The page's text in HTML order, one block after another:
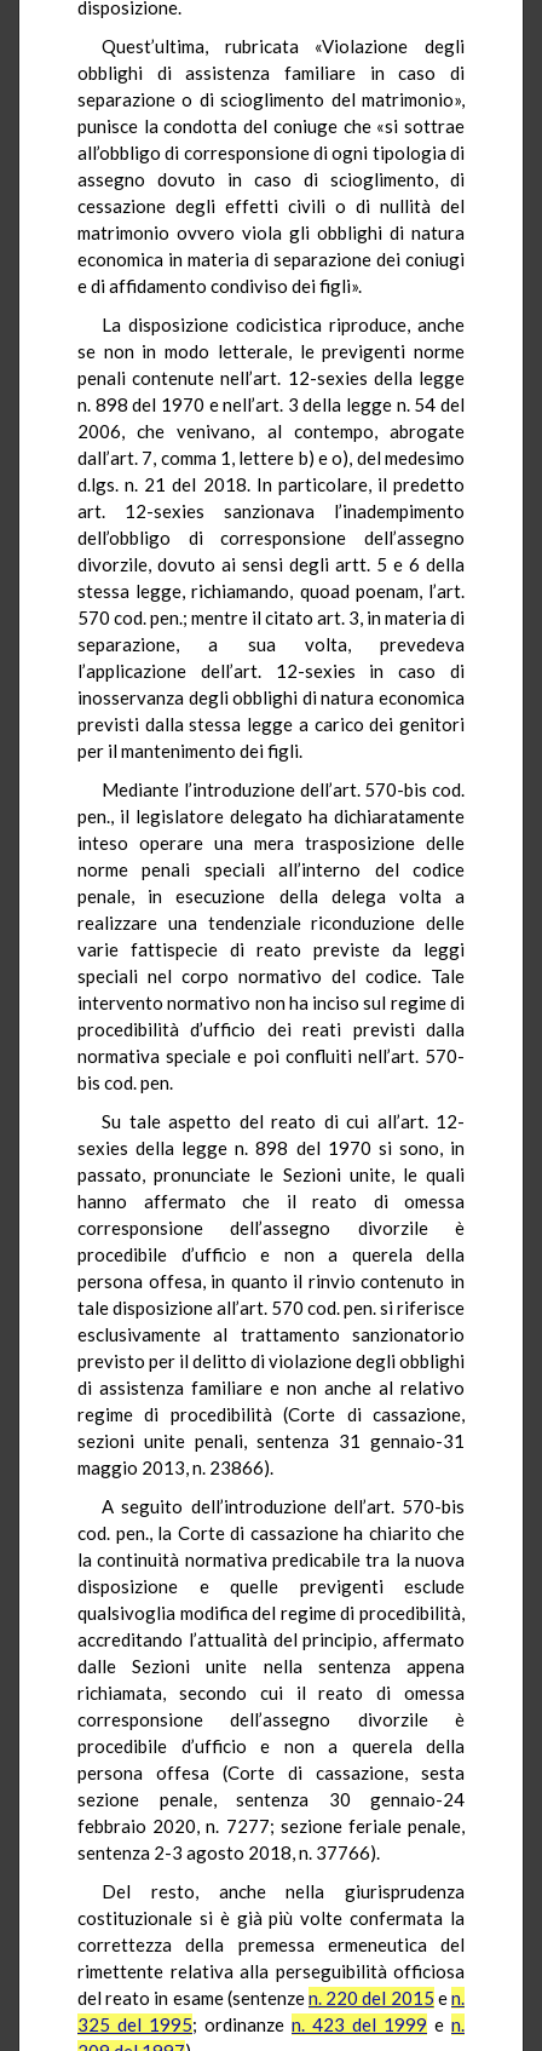
disposizione.
Quest’ultima, rubricata «Violazione degli
obblighi di assistenza familiare in caso di
separazione o di scioglimento del matrimonio»,
punisce la condotta del coniuge che «si sottrae
all’obbligo di corresponsione di ogni tipologia di
assegno dovuto in caso di scioglimento, di
cessazione degli effetti civili o di nullità del
matrimonio ovvero viola gli obblighi di natura
economica in materia di separazione dei coniugi
e di affidamento condiviso dei figli».
La disposizione codicistica riproduce, anche
se non in modo letterale, le previgenti norme
penali contenute nell’art. 12-sexies della legge
n. 898 del 1970 e nell’art. 3 della legge n. 54 del
2006, che venivano, al contempo, abrogate
dall’art. 7, comma 1, lettere b) e o), del medesimo
d.lgs. n. 21 del 2018. In particolare, il predetto
art. 12-sexies sanzionava l’inadempimento
dell’obbligo di corresponsione dell’assegno
divorzile, dovuto ai sensi degli artt. 5 e 6 della
stessa legge, richiamando, quoad poenam, l’art.
570 cod. pen.; mentre il citato art. 3, in materia di
separazione, a sua volta, prevedeva
l’applicazione dell’art. 12-sexies in caso di
inosservanza degli obblighi di natura economica
previsti dalla stessa legge a carico dei genitori
per il mantenimento dei figli.
Mediante l’introduzione dell’art. 570-bis cod.
pen., il legislatore delegato ha dichiaratamente
inteso operare una mera trasposizione delle
norme penali speciali all’interno del codice
penale, in esecuzione della delega volta a
realizzare una tendenziale riconduzione delle
varie fattispecie di reato previste da leggi
speciali nel corpo normativo del codice. Tale
intervento normativo non ha inciso sul regime di
procedibilità d’ufficio dei reati previsti dalla
normativa speciale e poi confluiti nell’art. 570-
bis cod. pen.
Su tale aspetto del reato di cui all’art. 12-
sexies della legge n. 898 del 1970 si sono, in
passato, pronunciate le Sezioni unite, le quali
hanno affermato che il reato di omessa
corresponsione dell’assegno divorzile è
procedibile d’ufficio e non a querela della
persona offesa, in quanto il rinvio contenuto in
tale disposizione all’art. 570 cod. pen. si riferisce
esclusivamente al trattamento sanzionatorio
previsto per il delitto di violazione degli obblighi
di assistenza familiare e non anche al relativo
regime di procedibilità (Corte di cassazione,
sezioni unite penali, sentenza 31 gennaio-31
maggio 2013, n. 23866).
A seguito dell’introduzione dell’art. 570-bis
cod. pen., la Corte di cassazione ha chiarito che
la continuità normativa predicabile tra la nuova
disposizione e quelle previgenti esclude
qualsivoglia modifica del regime di procedibilità,
accreditando l’attualità del principio, affermato
dalle Sezioni unite nella sentenza appena
richiamata, secondo cui il reato di omessa
corresponsione dell’assegno divorzile è
procedibile d’ufficio e non a querela della
persona offesa (Corte di cassazione, sesta
sezione penale, sentenza 30 gennaio-24
febbraio 2020, n. 7277; sezione feriale penale,
sentenza 2-3 agosto 2018, n. 37766).
Del resto, anche nella giurisprudenza
costituzionale si è già più volte confermata la
correttezza della premessa ermeneutica del
rimettente relativa alla perseguibilità officiosa
del reato in esame (sentenzen. 220 del 2015 en.
325 del 1995; ordinanze n. 423 del 1999 e n.